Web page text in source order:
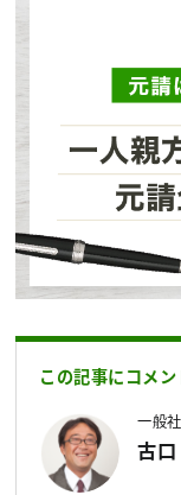
この記事にコメ
一般
古